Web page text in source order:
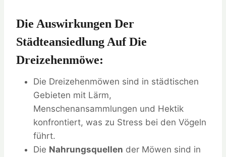
Die Auswirkungen Der
Städteansiedlung Auf Die
Dreizehenmöwe:
Die Dreizehenmöwen sind in städtischen
Gebieten mit Lärm,
Menschenansammlungen und Hektik
konfrontiert, was zu Stress bei den Vögeln
führt.
Die Nahrungsquellen der Möwen sind in